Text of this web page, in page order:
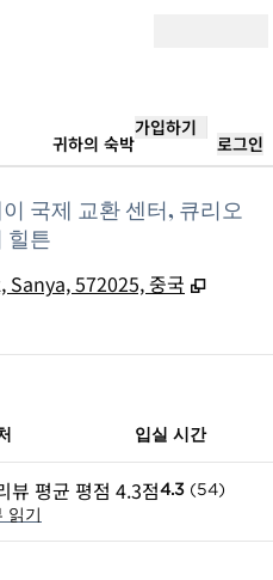
귀하의 숙박
가입하기
로그인
국제 교환 센터, 큐리오
힐튼
572025, 중국 ,
입실 시간
4.3 (54)
읽기